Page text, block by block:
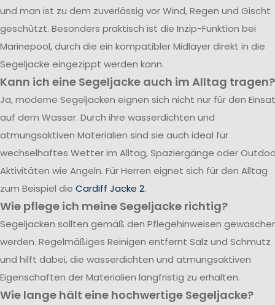
und man ist zu dem zuverlässig vor Wind, Regen und Gischt
geschützt. Besonders praktisch ist die Inzip-Funktion bei
Marinepool, durch die ein kompatibler Midlayer direkt in die
Segeljacke eingezippt werden kann.
Kann ich eine Segeljacke auch im Alltag tragen?
Ja, moderne Segeljacken eignen sich nicht nur für den
auf dem Wasser. Durch ihre wasserdichten und
atmungsaktiven Materialien sind sie auch ideal für
wechselhaftes Wetter im Alltag, Spaziergänge oder
Aktivitäten wie Angeln. Für Herren eignet sich für den Alltag
zum Beispiel die Cardiff Jacke 2.
Wie pflege ich meine Segeljacke richtig?
Segeljacken sollten gemäß den Pflegehinweisen
werden. Regelmäßiges Reinigen entfernt Salz und Schmutz
und hilft dabei, die wasserdichten und atmungsaktiven
Eigenschaften der Materialien langfristig zu erhalten.
Wie lange hält eine hochwertige Segeljacke?